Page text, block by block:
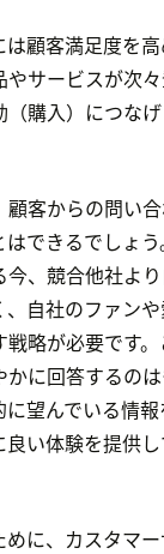
顧客満足度を
サービスが次
購入）につな
客からの問い
できるでしょ
、競合他社よ
自社のファン
略が必要です
に回答するの
望んでいる情
い体験を提供
に、カスタマ